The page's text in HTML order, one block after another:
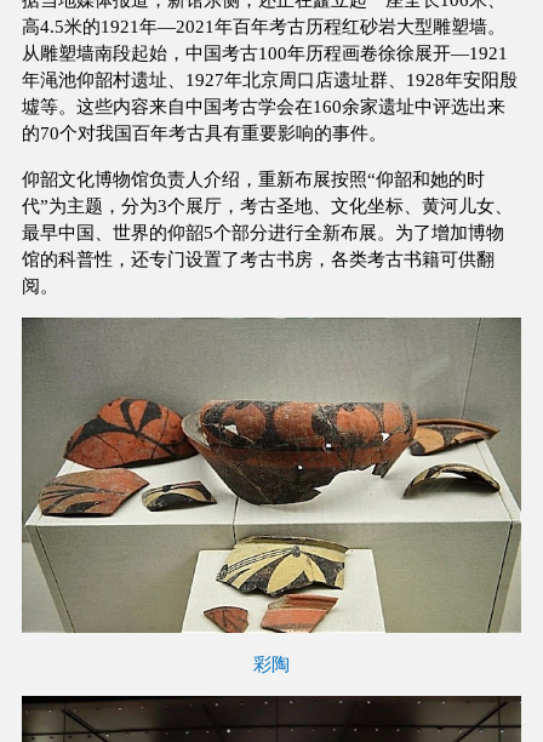
高4.5米的1921年—2021年百年考古历程红砂岩大型雕塑墙。
从雕塑墙南段起始，中国考古100年历程画卷徐徐展开—1921
年渑池仰韶村遗址、1927年北京周口店遗址群、1928年安阳殷
墟等。这些内容来自中国考古学会在160余家遗址中评选出来
的70个对我国百年考古具有重要影响的事件。
仰韶文化博物馆负责人介绍，重新布展按照“仰韶和她的时
代”为主题，分为3个展厅，考古圣地、文化坐标、黄河儿女、
最早中国、世界的仰韶5个部分进行全新布展。为了增加博物
馆的科普性，还专门设置了考古书房，各类考古书籍可供翻
阅。
彩陶